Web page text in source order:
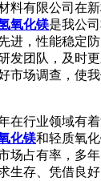
有限公司在新
氧化镁是我公
进，性能稳定
发团队，及时
市场调查，使
行业领域有着
化镁和轻质氧
场占有率，多
生存、凭借良